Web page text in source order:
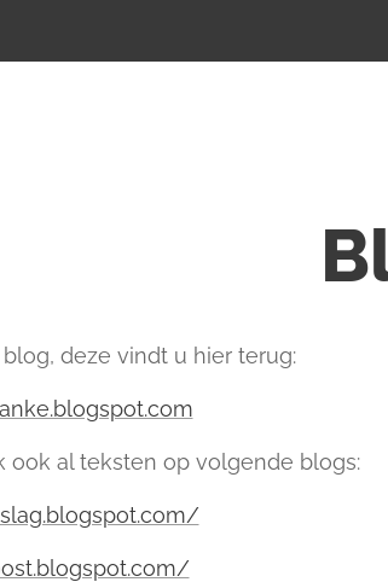
deze vindt u hier terug:
ook al teksten op volgende blogs: